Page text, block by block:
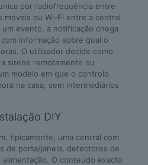
por radiofrequência entre
móveis ou Wi-Fi entre a central
evento, a notificação chega
informação sobre qual o
O utilizador decide como
sirene remotamente ou
modelo em que o controlo
na casa, sem intermediários
DIY
tipicamente, uma central com
de porta/janela, detectores de
O conteúdo exacto